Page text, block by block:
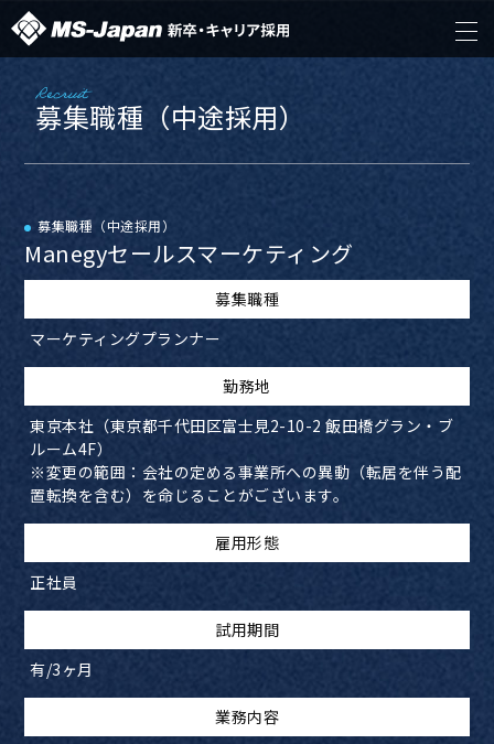
Recruit
募集職種（中途採用）
募集職種（中途採用）
Manegyセールスマーケティング
募集職種
マーケティングプランナー
​勤務地
東京本社（東京都千代田区富士見2-10-2 飯田橋グラン・ブ
ルーム4F）
※変更の範囲：会社の定める事業所への異動（転居を伴う配
置転換を含む）を命じることがございます。
雇用形態
正社員
試用期間
有/3ヶ月
業務内容